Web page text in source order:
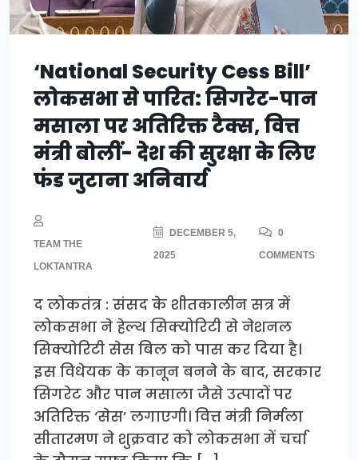
‘National Security Cess Bill’
लोकसभा से पारित: सिगरेट-पान
मसाला पर अतिरिक्त टैक्स, वित्त
मंत्री बोलीं- देश की सुरक्षा के लिए
फंड जुटाना अनिवार्य
TEAM THE
LOKTANTRA
DECEMBER 5,
2025
0
COMMENTS
द लोकतंत्र : संसद के शीतकालीन सत्र में
लोकसभा ने हेल्थ सिक्योरिटी से नेशनल
सिक्योरिटी सेस बिल को पास कर दिया है।
इस विधेयक के कानून बनने के बाद, सरकार
सिगरेट और पान मसाला जैसे उत्पादों पर
अतिरिक्त ‘सेस’ लगाएगी। वित्त मंत्री निर्मला
सीतारमण ने शुक्रवार को लोकसभा में चर्चा